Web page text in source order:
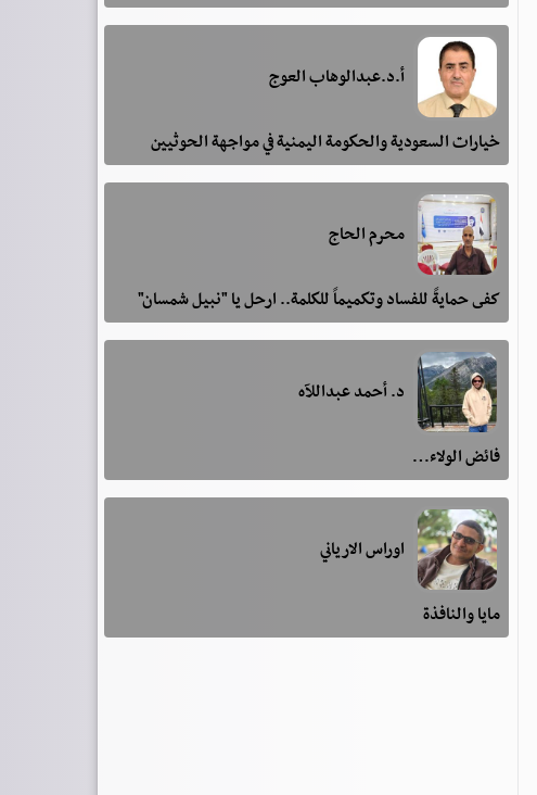
أ.د.عبدالوهاب العوج
خيارات السعودية والحكومة اليمنية في مواجهة الحوثيين
محرم الحاج
كفى حمايةً للفساد وتكميماً للكلمة.. ارحل يا "نبيل شمسان"
د. أحمد عبداللآه
فائض الولاء…
اوراس الارياني
مايا والنافذة